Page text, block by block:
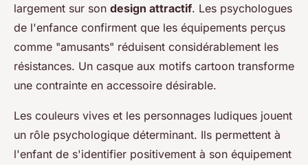
largement sur son design attractif. Les psychologues
de l'enfance confirment que les équipements perçus
comme "amusants" réduisent considérablement les
résistances. Un casque aux motifs cartoon transforme
une contrainte en accessoire désirable.
Les couleurs vives et les personnages ludiques jouent
un rôle psychologique déterminant. Ils permettent à
l'enfant de s'identifier positivement à son équipement